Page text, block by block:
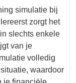
simulatie bij
zorgt het
slechts enkele
van je
volledig
waardoor